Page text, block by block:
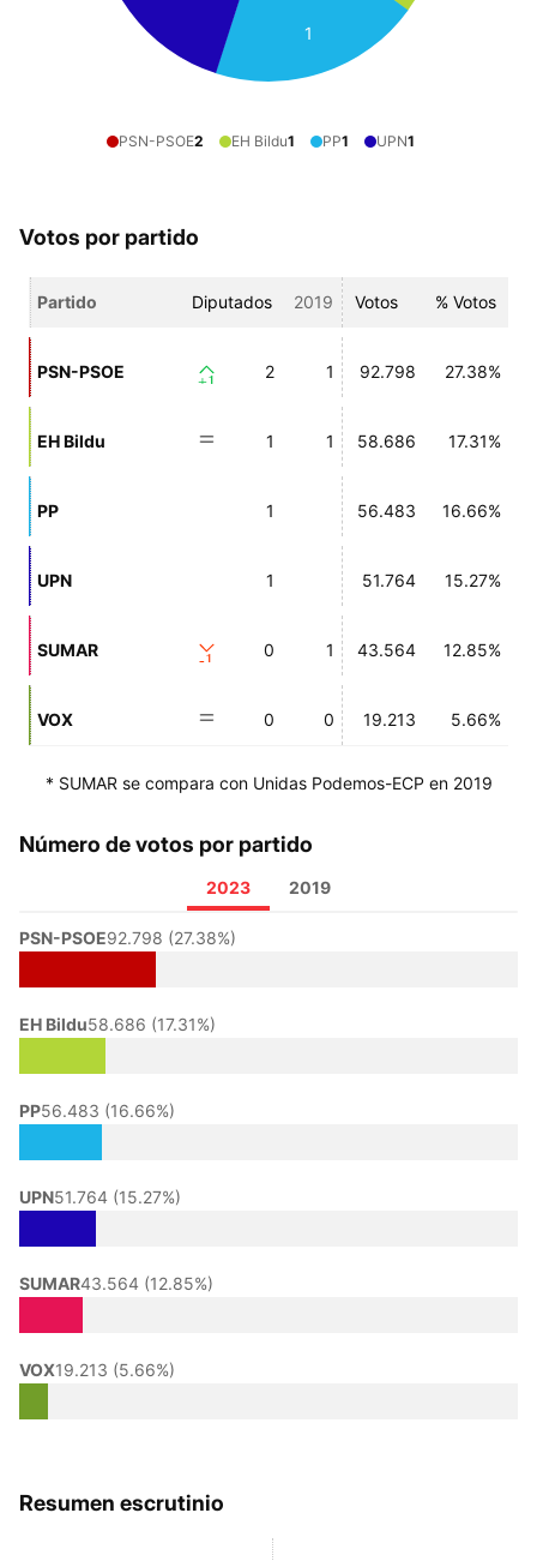
1
PSN-PSOE2 EH Bildu1 PP1 UPN1
Votos por partido
Partido Diputados 2019 Votos % Votos
PSN-PSOE +1 2 1 92.798 27.38%
EH Bildu 1 1 58.686 17.31%
PP 1 56.483 16.66%
UPN 1 51.764 15.27%
SUMAR -1 0 1 43.564 12.85%
VOX 0 0 19.213 5.66%
* SUMAR se compara con Unidas Podemos-ECP en 2019
Número de votos por partido
2023 2019
PSN-PSOE92.798 (27.38%)
EH Bildu58.686 (17.31%)
PP56.483 (16.66%)
UPN51.764 (15.27%)
SUMAR43.564 (12.85%)
VOX19.213 (5.66%)
Resumen escrutinio